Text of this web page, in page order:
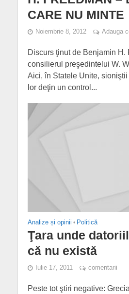
CARE NU MINTE
Noiembrie 8, 2012 Adauga
Discurs ţinut de Benjamin H.
consilierul preşedintelui W.
Aici, în Statele Unite,
lor deţin un control...
Analize și opinii • Politică
Ţara unde
că nu există
Iulie 17, 2011 comentarii
Peste tot ştiri negative: